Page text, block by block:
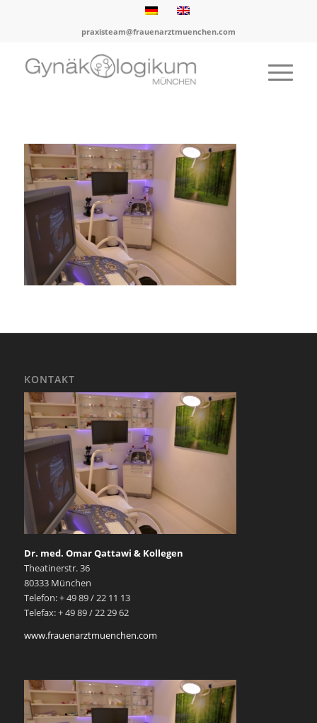
praxisteam@frauenarztmuenchen.com
KONTAKT
Dr. med. Omar Qattawi & Kollegen
Theatinerstr. 36
80333 München
Telefon: + 49 89 / 22 11 13
Telefax: + 49 89 / 22 29 62
www.frauenarztmuenchen.com